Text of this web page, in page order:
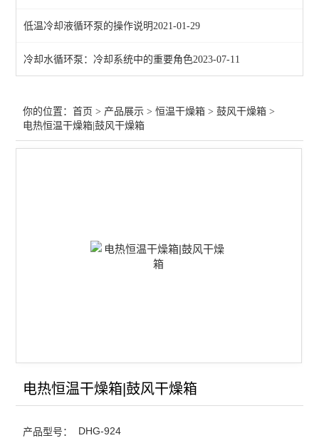
低温冷却液循环泵的操作说明2021-01-29
冷却水循环泵：冷却系统中的重要角色2023-07-11
你的位置：首页 > 产品展示 >恒温干燥箱 > 鼓风干燥箱 >
电热恒温干燥箱|鼓风干燥箱
电热恒温干燥箱|鼓风干燥箱
产品型号： DHG-924